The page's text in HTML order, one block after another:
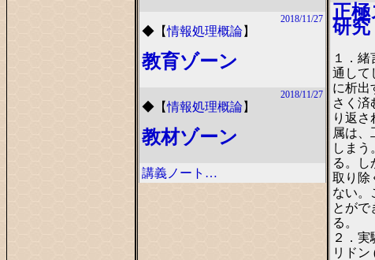
2018/11/27
◆ 【情報処理概論】
教育ゾーン
2018/11/27
◆ 【情報処理概論】
教材ゾーン
講義ノート…
正
研究
１．
通して
に析出
さく済
り返
属は、
しま
る。し
取り除
ない。
とがで
２．
リドン